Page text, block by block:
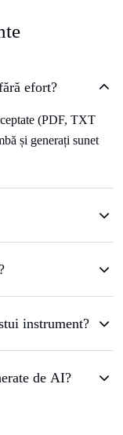
efort?
(PDF, TXT
și generați sunet
instrument?
de AI?